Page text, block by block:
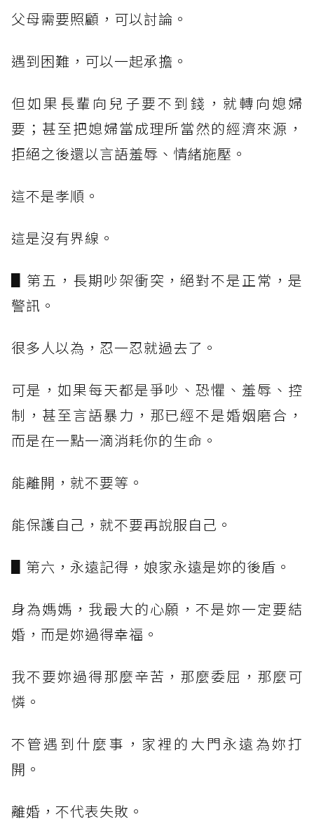
父母需要照顧，可以討論。
遇到困難，可以一起承擔。
但如果長輩向兒子要不到錢，就轉向媳婦
要；甚至把媳婦當成理所當然的經濟來源，
拒絕之後還以言語羞辱、情緒施壓。
這不是孝順。
這是沒有界線。
▋第五，長期吵架衝突，絕對不是正常，是
警訊。
很多人以為，忍一忍就過去了。
可是，如果每天都是爭吵、恐懼、羞辱、控
制，甚至言語暴力，那已經不是婚姻磨合，
而是在一點一滴消耗你的生命。
能離開，就不要等。
能保護自己，就不要再說服自己。
▋第六，永遠記得，娘家永遠是妳的後盾。
身為媽媽，我最大的心願，不是妳一定要結
婚，而是妳過得幸福。
我不要妳過得那麼辛苦，那麼委屈，那麼可
憐。
不管遇到什麼事，家裡的大門永遠為妳打
開。
離婚，不代表失敗。